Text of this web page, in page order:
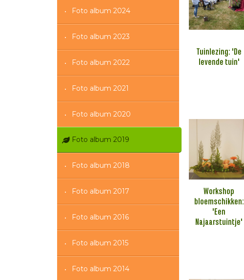
Foto album 2024
Foto album 2023
Foto album 2022
Foto album 2021
Foto album 2020
Foto album 2019
Foto album 2018
Foto album 2017
Foto album 2016
Foto album 2015
Foto album 2014
Tuinlezing: 'De
levende tuin'
Workshop
bloemschikken:
'Een
Najaarstuintje'